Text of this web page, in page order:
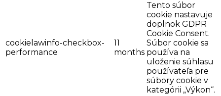
cookielawinfo-checkbox-
performance
11
months
Tento súbor
cookie nastavuje
doplnok GDPR
Cookie Consent.
Súbor cookie sa
používa na
uloženie súhlasu
používateľa pre
súbory cookie v
kategórii „Výkon“.